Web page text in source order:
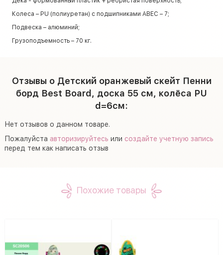
Колеса – PU (полиуретан) с подшипниками ABEC – 7;
Подвеска – алюминий;
Грузоподъемность – 70 кг.
Отзывы о Детский оранжевый скейт Пенни
борд Best Board, доска 55 см, колёса PU
d=6см:
Нет отзывов о данном товаре.
Пожалуйста авторизируйтесь или создайте учетную запись
перед тем как написать отзыв
Похожие товары